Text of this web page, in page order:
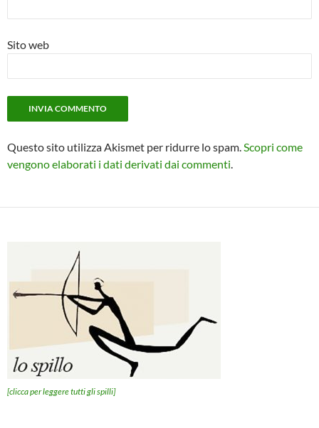
Sito web
Questo sito utilizza Akismet per ridurre lo spam. Scopri come
vengono elaborati i dati derivati dai commenti
[clicca per leggere tutti gli spilli]